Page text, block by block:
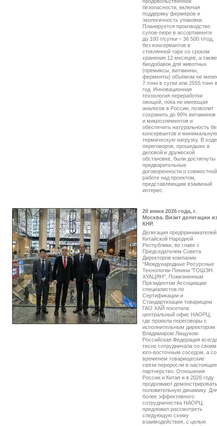
безопасности, включая
поддержку фермеров и
экологичность упаковки.
Планируется производство
супов-пюре в ассортименте
до 100 т/сутки ~ 36 500 т/год,
без консервантов в
стеклянной таре со сроком
хранения 12 месяцев, а также
биодобавок для животных
(премиксы, витамины,
ферменты) объёмом не
7 тонн в сутки или 2555 тонн в
год. Инновационная
технология переработки
овощей, пока не имеющая
аналогов в России, позволит
сохранить до 90% витаминов
и микроэлементов и
обеспечить натуральность
консервантов и минимальную
термическую нагрузку. В ходе
переговоров, прошедших в
деловой и дружеской
обстановке, были достигнуты
предварительные
договоренности о совместной
работе над проектом,
представляющим взаимный
интерес.
20 июня 2026 года, г.
Москва. Визит делегации из
КНР.
Делегация предпринимателей
Китайской Народной
Республики, во главе с
Председателем Совета
Директоров компании
"Международные Ресурсные
Технологии Пекина "ГОШЭН
ХУАЦЯН", Пожизненным
Президентом Ассоциации
специалистов по
Сертификации и
Стандартизации товарищем
ГАО ХАЙ посетила
центральный офис НАОРЦ,
где провела переговоры с
исполнительным директором
Владимиром Лищуком.
Российская Федерация
тесно сотрудничала со своим
юго-восточным соседом, а со
временем товарищеские
связи переросли в настоящее
партнерство. Отношения
России и Китая и в 2026 году
продолжают демонстрировать
положительную динамику.
более эффективного
сотрудничества НАОРЦ
предложил рассмотреть
следующую схему
взаимодействия, с целью